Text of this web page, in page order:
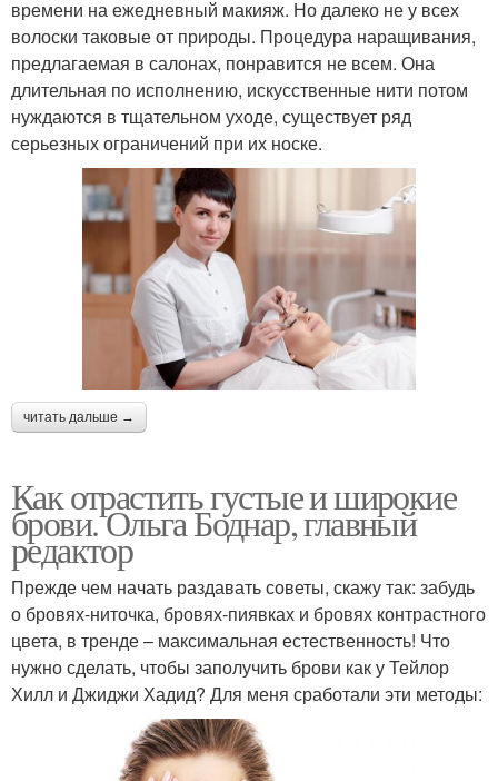
времени на ежедневный макияж. Но далеко не у всех
волоски таковые от природы. Процедура наращивания,
предлагаемая в салонах, понравится не всем. Она
длительная по исполнению, искусственные нити потом
нуждаются в тщательном уходе, существует ряд
серьезных ограничений при их носке.
читать дальше →
Как отрастить густые и широкие
брови. Ольга Боднар, главный
редактор
Прежде чем начать раздавать советы, скажу так: забудь
о бровях-ниточка, бровях-пиявках и бровях контрастного
цвета, в тренде – максимальная естественность! Что
нужно сделать, чтобы заполучить брови как у Тейлор
Хилл и Джиджи Хадид? Для меня сработали эти методы: